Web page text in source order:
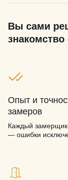
Вы сами
Опыт и
замеров
Каждый замерщик
— ошибки